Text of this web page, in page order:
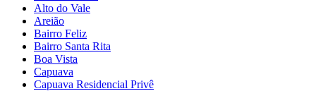
Alto do Vale
Areião
Bairro Feliz
Bairro Santa Rita
Boa Vista
Capuava
Capuava Residencial Privê